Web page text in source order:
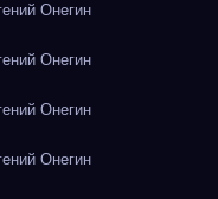
Онегин
Онегин
Онегин
Онегин